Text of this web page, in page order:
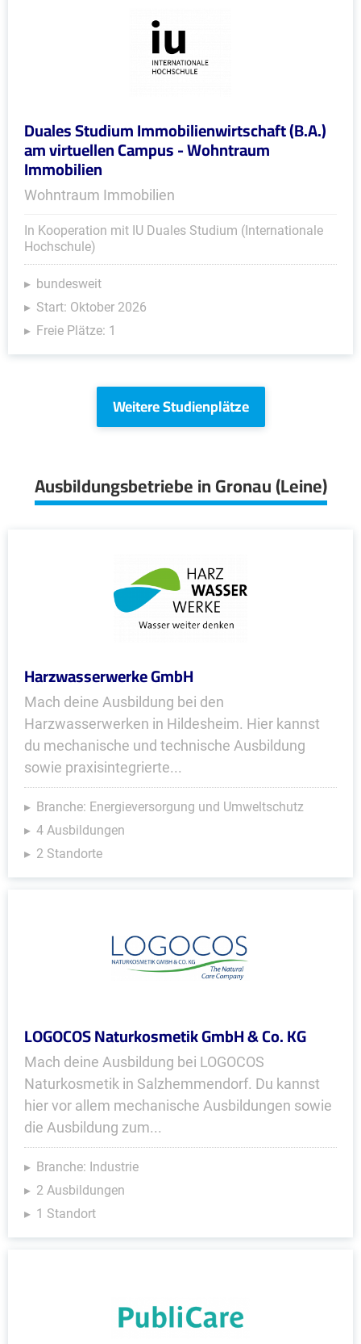
Duales Studium Immobilienwirtschaft (B.A.)
am virtuellen Campus - Wohntraum
Immobilien
Wohntraum Immobilien
In Kooperation mit IU Duales Studium (Internationale
Hochschule)
bundesweit
Start: Oktober 2026
Freie Plätze: 1
Weitere Studienplätze
Ausbildungsbetriebe in Gronau (Leine)
Harzwasserwerke GmbH
Mach deine Ausbildung bei den
Harzwasserwerken in Hildesheim. Hier kannst
du mechanische und technische Ausbildung
sowie praxisintegrierte...
Branche: Energieversorgung und Umweltschutz
4 Ausbildungen
2 Standorte
LOGOCOS Naturkosmetik GmbH & Co. KG
Mach deine Ausbildung bei LOGOCOS
Naturkosmetik in Salzhemmendorf. Du kannst
hier vor allem mechanische Ausbildungen sowie
die Ausbildung zum...
Branche: Industrie
2 Ausbildungen
1 Standort